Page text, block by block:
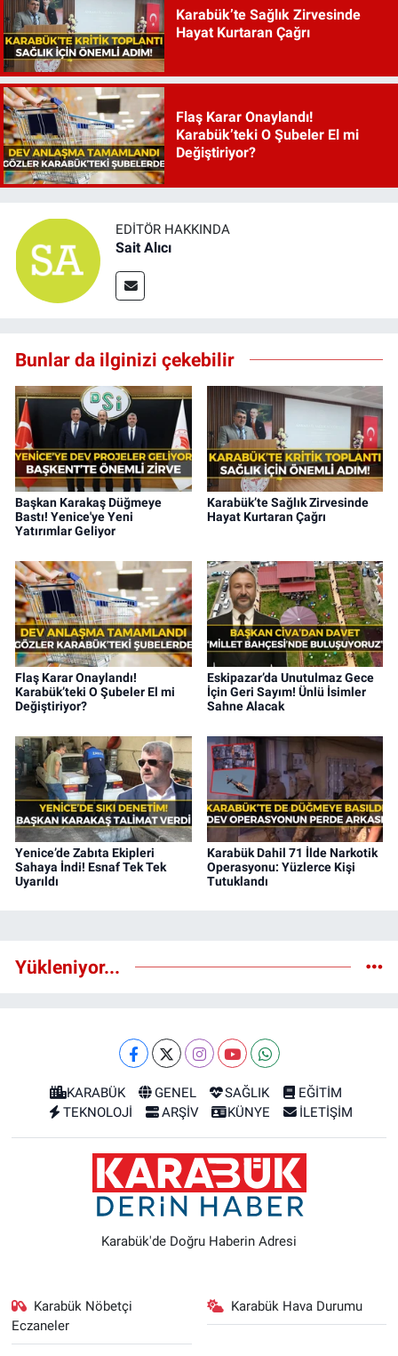
Karabük’te Sağlık Zirvesinde
Hayat Kurtaran Çağrı
Flaş Karar Onaylandı!
Karabük’teki O Şubeler El mi
Değiştiriyor?
EDITÖR HAKKINDA
Sait Alıcı
Bunlar da ilginizi çekebilir
Başkan Karakaş Düğmeye
Bastı! Yenice'ye Yeni
Yatırımlar Geliyor
Karabük’te Sağlık Zirvesinde
Hayat Kurtaran Çağrı
Flaş Karar Onaylandı!
Karabük’teki O Şubeler El mi
Değiştiriyor?
Eskipazar’da Unutulmaz Gece
İçin Geri Sayım! Ünlü İsimler
Sahne Alacak
Yenice’de Zabıta Ekipleri
Sahaya İndi! Esnaf Tek Tek
Uyarıldı
Karabük Dahil 71 İlde Narkotik
Operasyonu: Yüzlerce Kişi
Tutuklandı
Yükleniyor...
KARABÜK GENEL SAĞLIK
EĞİTİM
TEKNOLOJİ
ARŞİV KÜNYE İLETİŞİM
Karabük'de Doğru Haberin Adresi
Karabük Nöbetçi
Eczaneler
Karabük Hava Durumu